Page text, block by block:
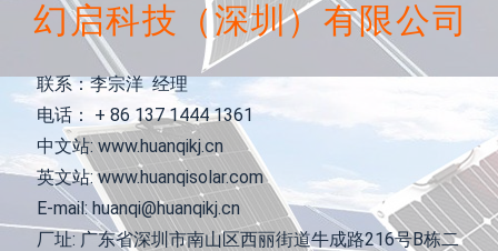
幻启科技（深圳）有限公司
联系：李宗洋 经理
电话： + 86 137 1444 1361
中文站: www.huanqikj.cn
英文站: www.huanqisolar.com
E-mail: huanqi@huanqikj.cn
厂址: 广东省深圳市南山区西丽街道牛成路216号B栋二